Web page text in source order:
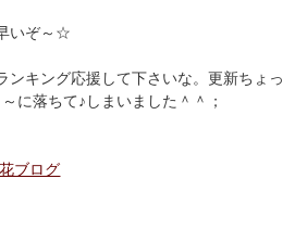
いぞ～☆
キング応援して下さいな。更新ちょっ
に落ちて♪しまいました＾＾；
ブログ